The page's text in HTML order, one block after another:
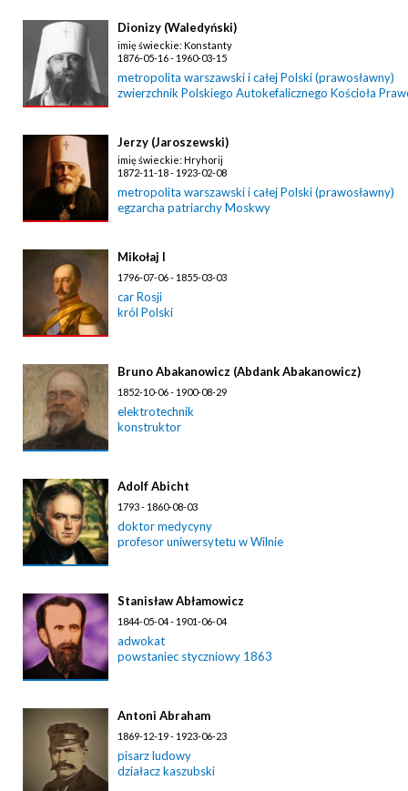
Dionizy (Waledyński)
imię świeckie: Konstanty
1876-05-16 - 1960-03-15
metropolita warszawski i całej Polski (prawosławny)
zwierzchnik Polskiego Autokefalicznego Kościoła
Jerzy (Jaroszewski)
imię świeckie: Hryhorij
1872-11-18 - 1923-02-08
metropolita warszawski i całej Polski (prawosławny)
egzarcha patriarchy Moskwy
Mikołaj I
1796-07-06 - 1855-03-03
car Rosji
król Polski
Bruno Abakanowicz (Abdank Abakanowicz)
1852-10-06 - 1900-08-29
elektrotechnik
konstruktor
Adolf Abicht
1793 - 1860-08-03
doktor medycyny
profesor uniwersytetu w Wilnie
Stanisław Abłamowicz
1844-05-04 - 1901-06-04
adwokat
powstaniec styczniowy 1863
Antoni Abraham
1869-12-19 - 1923-06-23
pisarz ludowy
działacz kaszubski